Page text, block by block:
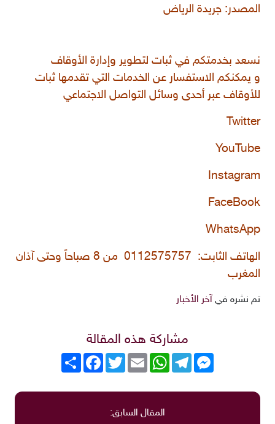
المصدر: جريدة الرياض
نسعد بخدمتكم في ثبات لتطوير وإدارة الأوقاف
و يمكنكم الاستفسار عن الخدمات التي تقدمها ثبات
للأوقاف عبر أحدى وسائل التواصل الاجتماعي
Twitter
YouTube
Instagram
FaceBook
WhatsApp
الهاتف الثابت: 0112575757 من 8 صباحاً وحتى آذان
المغرب
تم نشره في آخر الأخبار
مشاركة هذه المقالة
انشر
FacebookTwitterEmail
WhatsAppTelegram
Messenger
المقال السابق: